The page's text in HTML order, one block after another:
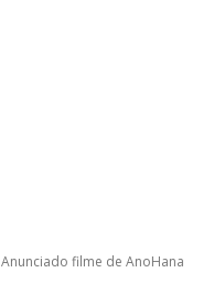
Anunciado filme de AnoHana